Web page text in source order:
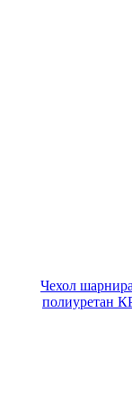
Чехол
полиуретан